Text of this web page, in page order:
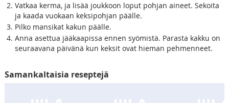
Vatkaa kerma, ja lisää joukkoon loput pohjan aineet. Sekoita
ja kaada vuokaan keksipohjan päälle.
Pilko mansikat kakun päälle.
Anna asettua jääkaapissa ennen syömistä. Parasta kakku on
seuraavana päivänä kun keksit ovat hieman pehmenneet.
Samankaltaisia reseptejä